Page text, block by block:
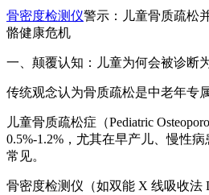
骨密度检测仪警示：儿童骨质疏松
骼健康危机
一、颠覆认知：儿童为何会被诊断
传统观念认为骨质疏松是中老年专
儿童骨质疏松症（Pediatric
0.5%-1.2%，尤其在早产儿、慢性
常见。
骨密度检测仪（如双能 X 线吸收